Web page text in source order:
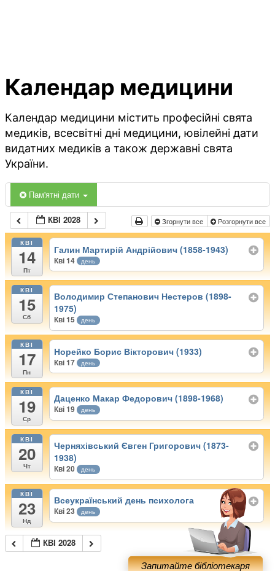
Календар медицини
Календар медицини містить професійні свята
медиків, всесвітні дні медицини, ювілейні дати
видатних медиків а також державні свята
України.
Пам'ятні дати
КВІ 2028 Згорнути все Розгорнути все
КВІ
14
Пт
Галин Мартирій Андрійович (1858-1943)
Кві 14 день
КВІ
15
Сб
Володимир Степанович Нестеров (1898-
1975)
Кві 15 день
КВІ
17
Пн
Норейко Борис Вікторович (1933)
Кві 17 день
КВІ
19
Ср
Даценко Макар Федорович (1898-1968)
Кві 19 день
КВІ
20
Чт
Черняхівський Євген Григорович (1873-
1938)
Кві 20 день
КВІ
23
Нд
Всеукраїнський день психолога
Кві 23 день
КВІ 2028